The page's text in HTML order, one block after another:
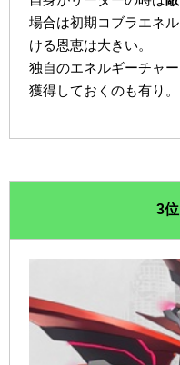
場合は初期コブラエネ
ける恩恵は大きい。
独自のエネルギーチャ
獲得しておくのも有り。
3